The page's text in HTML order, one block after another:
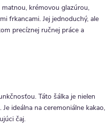
krémovou glazúrou,
frkancami. Jej jednoduchý, ale
precíznej ručnej práce a
Táto šálka je nielen
ideálna na ceremoniálne kakao,
čaj.